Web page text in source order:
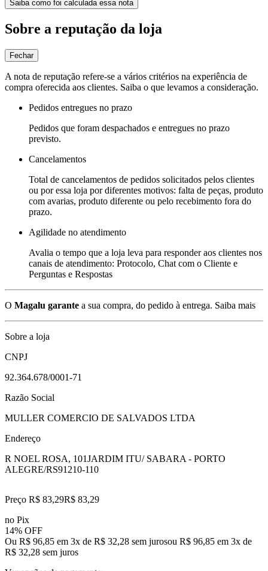
Saiba como foi calculada essa nota
Sobre a reputação da loja
Fechar
A nota de reputação refere-se a vários critérios na experiência de
compra oferecida aos clientes. Saiba o que levamos a consideração.
Pedidos entregues no prazo
Pedidos que foram despachados e entregues no prazo
previsto.
Cancelamentos
Total de cancelamentos de pedidos solicitados pelos clientes
ou por essa loja por diferentes motivos: falta de peças, produto
com avarias, produto diferente ou pelo recebimento fora do
prazo.
Agilidade no atendimento
Avalia o tempo que a loja leva para responder aos clientes nos
canais de atendimento: Protocolo, Chat com o Cliente e
Perguntas e Respostas
O Magalu garante a sua compra, do pedido à entrega. Saiba mais
Sobre a loja
CNPJ
92.364.678/0001-71
Razão Social
MULLER COMERCIO DE SALVADOS LTDA
Endereço
R NOEL ROSA, 101JARDIM ITU/ SABARA - PORTO
ALEGRE/RS91210-110
Preço R$ 83,29R$ 83,29
no Pix
14% OFF
Ou R$ 96,85 em 3x de R$ 32,28 sem jurosou R$ 96,85 em 3x de
R$ 32,28 sem juros